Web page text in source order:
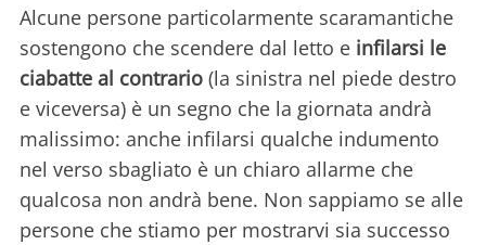
Alcune persone particolarmente scaramantiche
sostengono che scendere dal letto e infilarsi le
ciabatte al contrario (la sinistra nel piede destro
e viceversa) è un segno che la giornata andrà
malissimo: anche infilarsi qualche indumento
nel verso sbagliato è un chiaro allarme che
qualcosa non andrà bene. Non sappiamo se alle
persone che stiamo per mostrarvi sia successo